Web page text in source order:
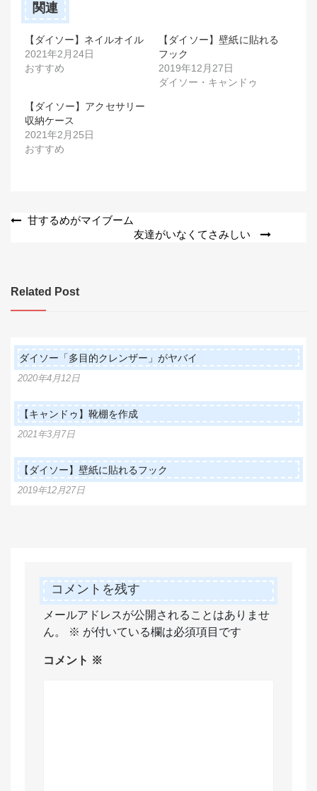
関連
【ダイソー】ネイルオイル
2021年2月24日
おすすめ
【ダイソー】壁紙に貼れる
フック
2019年12月27日
ダイソー・キャンドゥ
【ダイソー】アクセサリー
収納ケース
2021年2月25日
おすすめ
投
ビ
ゲ
シ
ョ
ン
甘するめがマイブーム
友達がいなくてさみしい
Related Post
ダイソー「多目的クレンザー」がヤバイ
2020年4月12日
【キャンドゥ】靴棚を作成
2021年3月7日
【ダイソー】壁紙に貼れるフック
2019年12月27日
コメントを残す
メールアドレスが公開されることはありませ
ん。
※ が付いている欄は必須項目です
コメント ※